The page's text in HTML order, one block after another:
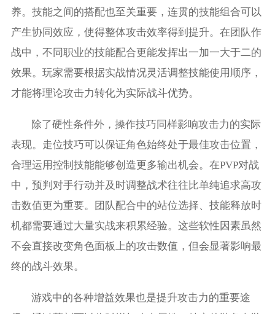
养。技能之间的搭配也至关重要，连贯的技能组合可以
产生协同效应，使得整体攻击效率得到提升。在团队作
战中，不同职业的技能配合更能发挥出一加一大于二的
效果。玩家需要根据实战情况灵活调整技能使用顺序，
才能将理论攻击力转化为实际战斗优势。
除了硬性条件外，操作技巧同样影响攻击力的实际
表现。走位技巧可以保证角色始终处于最佳攻击位置，
合理运用控制技能能够创造更多输出机会。在PVP对战
中，预判对手行动并及时调整战术往往比单纯追求高攻
击数值更为重要。团队配合中的站位选择、技能释放时
机都需要通过大量实战来积累经验。这些软性因素虽然
不会直接改变角色面板上的攻击数值，但会显著影响最
终的战斗效果。
游戏中的各种增益效果也是提升攻击力的重要途